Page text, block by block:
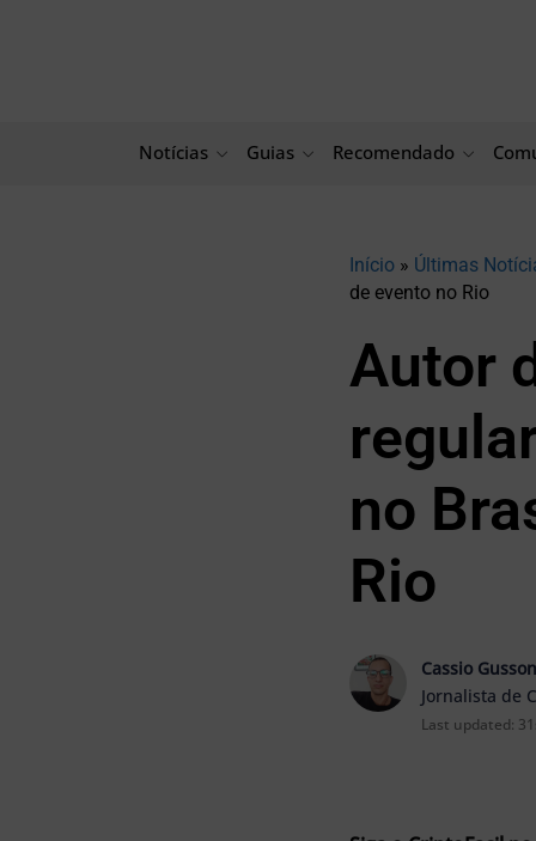
Notícias Guias Recomendado
Início » Últimas
de evento no Rio
Autor
no
Rio
Cassio Gusson
Jornalista de
Last updated: